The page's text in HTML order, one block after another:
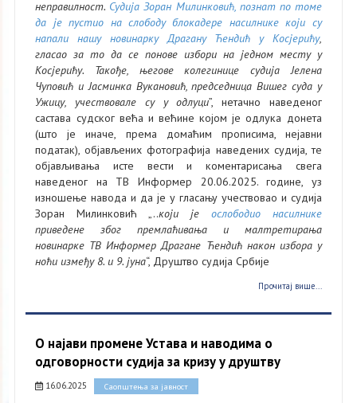
неправилност. Судија Зоран Милинковић, познат по томе
да је пустио на слободу блокадере насилнике који су
напали нашу новинарку Драгану Ћендић у Косјерићу,
гласао за то да се понове избори на једном месту у
Косјерићу. Такође, његове колегинице судија Јелена
Чуповић и Јасминка Вукановић, председницаВишег суда у
Ужицу, учествовале су у одлуци”, нетачно наведеног
састава судског већа и већине којом је одлука донета
(што је иначе, према домаћим прописима, нејавни
податак), објављених фотографија наведених судија, те
објављивања исте вести и коментарисања свега
наведеног на ТВ Информер 20.06.2025. године, уз
изношење навода и да је у гласању учествовао и судија
Зоран Милинковић „..који је ослободио насилнике
приведене због премлаћивања и малтретирања
новинарке ТВ Информер Драгане Ћендић након избора у
ноћи између 8. и 9. јуна“, Друштво судија Србије
Прочитај више...
О најави промене Устава и наводима о
одговорности судија за кризу у друштву
16.06.2025 Саопштења за јавност